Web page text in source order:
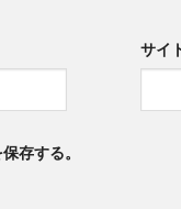
サイ
存する。